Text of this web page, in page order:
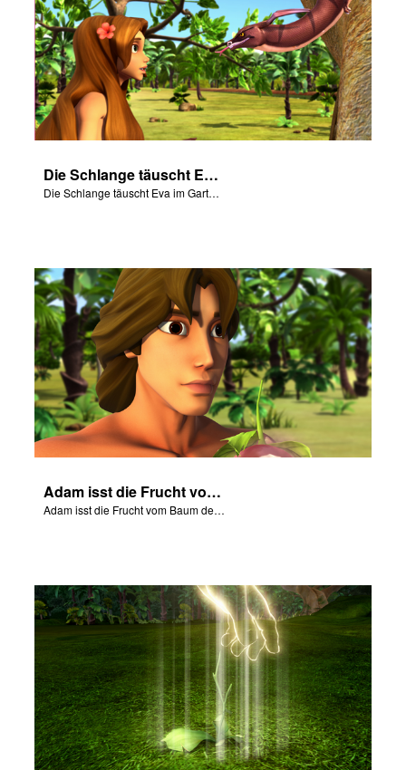
Die Schlange täuscht Eva im Garten Eden.
Die Schlange täuscht Eva im Garten Eden.
Adam isst die Frucht vom Baum der Erkenntnis.
Adam isst die Frucht vom Baum der Erkenntnis.